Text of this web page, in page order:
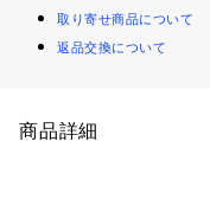
取り寄せ商品について
返品交換について
商品詳細